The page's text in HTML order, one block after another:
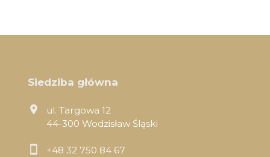
Siedziba główna
ul. Targowa 12
44-300 Wodzisław Śląski
+48 32 750 84 67